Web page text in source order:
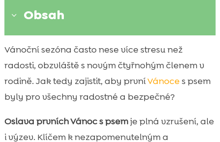
3 Obsah
 Bezpečnost vánočního stromku
 Výběr vhodných dárků pro psa
 Představujeme CricksyDog – ideální volba
pro všechny psy
stromku
 Plánování vánočního času
Vánoční sezóna často nese více stresu než
radosti, obzvláště s novým čtyřnohým členem v
rodině. Jak tedy zajistit, aby prvníVánoce s psem
byly pro všechny radostné a bezpečné?
Oslava prvních Vánoc s psemje plná vzrušení, ale
i výzev. Klíčem k nezapomenutelným a